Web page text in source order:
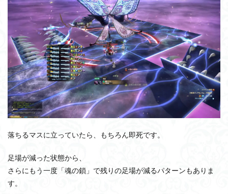
落ちるマスに立っていたら、もちろん即死です。
足場が減った状態から、
さらにもう一度「魂の鎖」で残りの足場が減るパターンもありま
す。